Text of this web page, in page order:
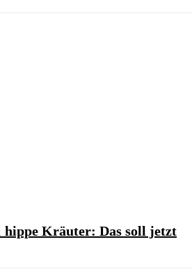
Kräuter: Das soll jetzt